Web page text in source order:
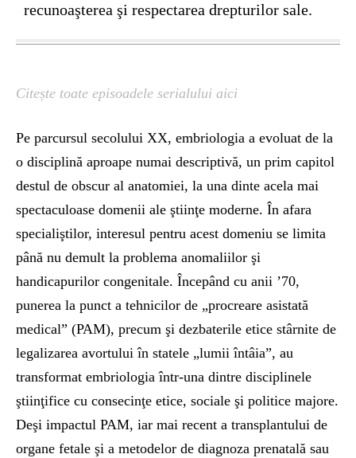
recunoaşterea şi respectarea drepturilor sale.
Citește toate episoadele serialului aici
Pe parcursul secolului XX, embriologia a evoluat de la
o disciplină aproape numai descriptivă, un prim capitol
destul de obscur al anatomiei, la una dinte acela mai
spectaculoase domenii ale ştiinţe moderne. În afara
specialiştilor, interesul pentru acest domeniu se limita
până nu demult la problema anomaliilor şi
handicapurilor congenitale. Începând cu anii ’70,
punerea la punct a tehnicilor de „procreare asistată
medical” (PAM), precum şi dezbaterile etice stârnite de
legalizarea avortului în statele „lumii întâia”, au
transformat embriologia într-una dintre disciplinele
ştiinţifice cu consecinţe etice, sociale şi politice majore.
Deşi impactul PAM, iar mai recent a transplantului de
organe fetale şi a metodelor de diagnoza prenatală sau